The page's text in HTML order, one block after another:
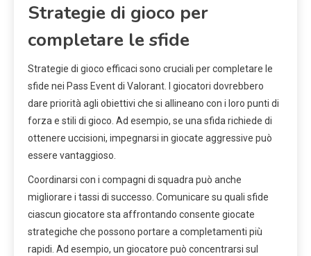
Strategie di gioco per
completare le sfide
Strategie di gioco efficaci sono cruciali per completare le
sfide nei Pass Event di Valorant. I giocatori dovrebbero
dare priorità agli obiettivi che si allineano con i loro punti di
forza e stili di gioco. Ad esempio, se una sfida richiede di
ottenere uccisioni, impegnarsi in giocate aggressive può
essere vantaggioso.
Coordinarsi con i compagni di squadra può anche
migliorare i tassi di successo. Comunicare su quali sfide
ciascun giocatore sta affrontando consente giocate
strategiche che possono portare a completamenti più
rapidi. Ad esempio, un giocatore può concentrarsi sul